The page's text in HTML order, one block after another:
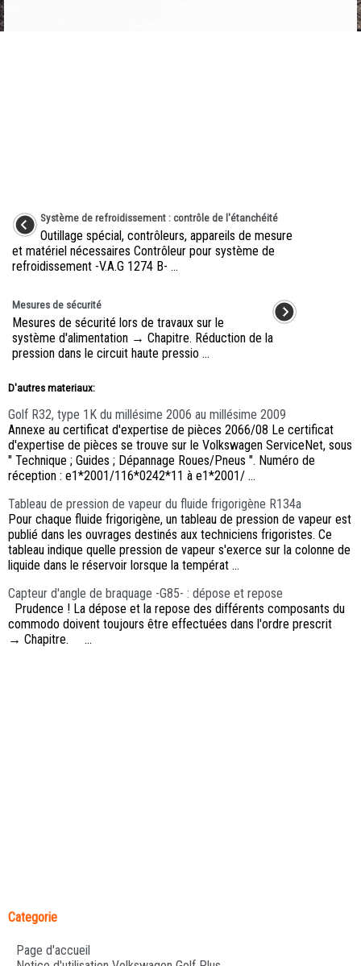
Système de refroidissement : contrôle de l'étanchéité
Outillage spécial, contrôleurs, appareils de mesure
et matériel nécessaires Contrôleur pour système de
refroidissement -V.A.G 1274 B- ...
Mesures de sécurité
Mesures de sécurité lors de travaux sur le
système d'alimentation → Chapitre. Réduction de la
pression dans le circuit haute pressio ...
D'autres materiaux:
Golf R32, type 1K du millésime 2006 au millésime 2009
Annexe au certificat d'expertise de pièces 2066/08 Le certificat
d'expertise de pièces se trouve sur le Volkswagen ServiceNet, sous
" Technique ; Guides ; Dépannage Roues/Pneus ". Numéro de
réception : e1*2001/116*0242*11 à e1*2001/ ...
Tableau de pression de vapeur du fluide frigorigène R134a
Pour chaque fluide frigorigène, un tableau de pression de vapeur est
publié dans les ouvrages destinés aux techniciens frigoristes. Ce
tableau indique quelle pression de vapeur s'exerce sur la colonne de
liquide dans le réservoir lorsque la températ ...
Capteur d'angle de braquage -G85- : dépose et repose
Prudence ! La dépose et la repose des différents composants du
commodo doivent toujours être effectuées dans l'ordre prescrit
→ Chapitre. ...
Categorie
Page d'accueil